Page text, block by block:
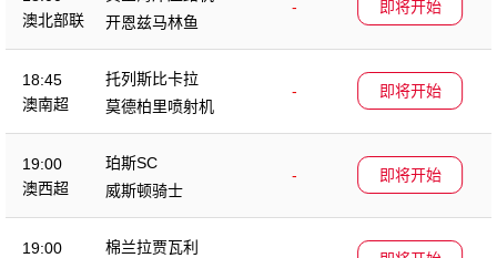
澳北部联
-
开恩兹马林鱼
即将开始
18:45
澳南超
托列斯比卡拉
-
莫德柏里喷射机
即将开始
19:00
澳西超
珀斯SC
-
威斯顿骑士
即将开始
19:00
棉兰拉贾瓦利